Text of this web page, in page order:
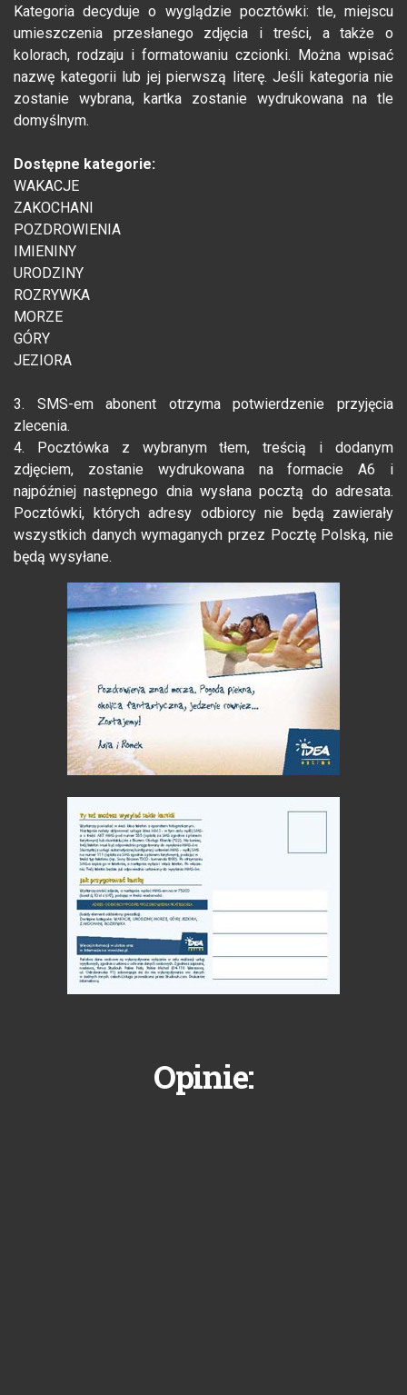
Kategoria decyduje o wyglądzie pocztówki: tle, miejscu
umieszczenia przesłanego zdjęcia i treści, a także o
kolorach, rodzaju i formatowaniu czcionki. Można wpisać
nazwę kategorii lub jej pierwszą literę. Jeśli kategoria nie
zostanie wybrana, kartka zostanie wydrukowana na tle
domyślnym.
Dostępne kategorie:
WAKACJE
ZAKOCHANI
POZDROWIENIA
IMIENINY
URODZINY
ROZRYWKA
MORZE
GÓRY
JEZIORA
3. SMS-em abonent otrzyma potwierdzenie przyjęcia
zlecenia.
4. Pocztówka z wybranym tłem, treścią i dodanym
zdjęciem, zostanie wydrukowana na formacie A6 i
najpóźniej następnego dnia wysłana pocztą do adresata.
Pocztówki, których adresy odbiorcy nie będą zawierały
wszystkich danych wymaganych przez Pocztę Polską, nie
będą wysyłane.
Opinie: